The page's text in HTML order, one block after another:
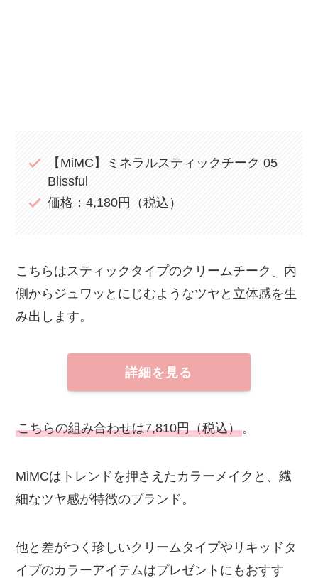
【MiMC】ミネラルスティックチーク 05
Blissful
価格：4,180円（税込）
こちらはスティックタイプのクリームチーク。内
側からジュワッとにじむようなツヤと立体感を生
み出します。
詳細を見る
こちらの組み合わせは7,810円（税込）。
MiMCはトレンドを押さえたカラーメイクと、繊
細なツヤ感が特徴のブランド。
他と差がつく珍しいクリームタイプやリキッドタ
イプのカラーアイテムはプレゼントにもおすす